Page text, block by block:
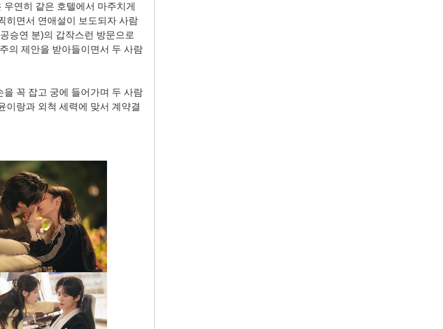
연히 같은 호텔에서 마주치게
히면서 연애설이 보도되자 사람
승연 분)의 갑작스런 방문으로
의 제안을 받아들이면서 두 사람
꼭 잡고 궁에 들어가며 두 사람
이랑과 외척 세력에 맞서 계약결